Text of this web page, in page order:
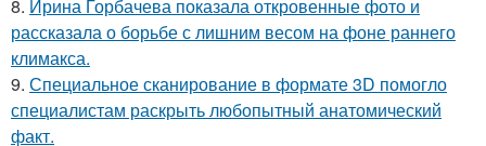
8. Ирина Горбачева показала откровенные фото и
рассказала о борьбе с лишним весом на фоне раннего
климакса.
9. Специальное сканирование в формате 3D помогло
специалистам раскрыть любопытный анатомический
факт.